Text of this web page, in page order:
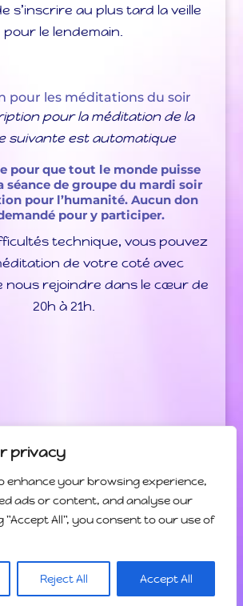
privacy
enhance your browsing experience,
ads or content, and analyse our
"Accept All", you consent to our use of
Reject All Accept All
s’inscrire au plus tard la veille
pour le lendemain.
pour les méditations du soir
pour la méditation de la
suivante est automatique
pour que tout le monde puisse
séance de groupe du mardi soir
pour l’humanité. Aucun don
pour y participer.
technique, vous pouvez
de votre coté avec
nous rejoindre dans le cœur de
20h à 21h.
Programme des activités
Contact
- Plan du site